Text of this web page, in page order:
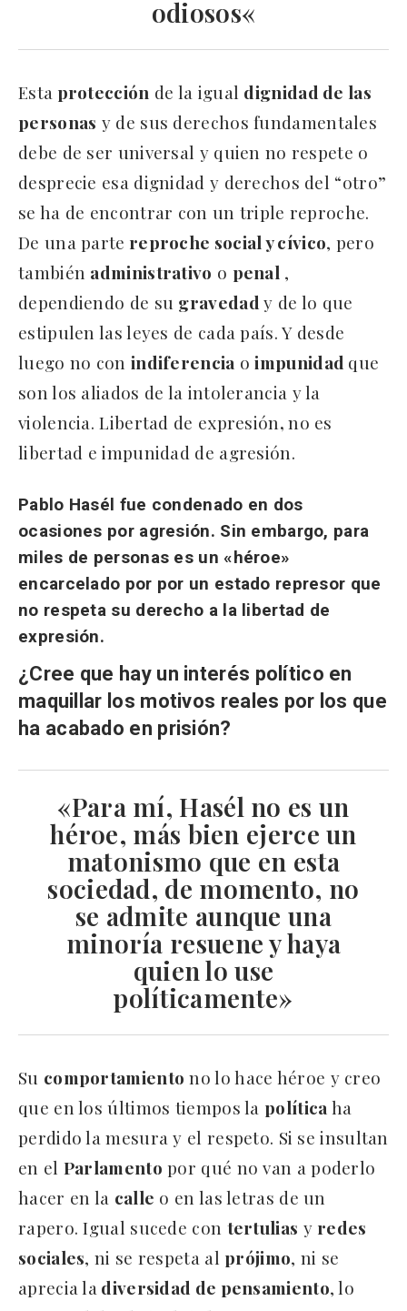
odiosos«
Esta protección de la igual dignidad de las
personas y de sus derechos fundamentales
debe de ser universal y quien no respete o
desprecie esa dignidad y derechos del “otro”
se ha de encontrar con un triple reproche.
De una parte reproche social y cívico, pero
también administrativo o penal ,
dependiendo de su gravedady de lo que
estipulen las leyes de cada país. Y desde
luego no con indiferencia oimpunidad que
son los aliados de la intolerancia y la
violencia. Libertad de expresión,no es
libertad e impunidad de agresión.
Pablo Hasél fue condenado en dos
ocasiones por agresión. Sin embargo, para
miles de personas es un «héroe»
encarcelado por por un estado represor que
no respeta su derecho a la libertad de
expresión.
¿Cree que hay un interés político en
maquillar los motivos reales por los que
ha acabado en prisión?
«Para mí, Hasél no es un
héroe, más bien ejerce un
matonismo que en esta
sociedad, de momento, no
se admite aunque una
minoría resuene y haya
quien lo use
políticamente»
Su comportamiento no lo hace héroe y creo
que en los últimos tiempos la política ha
perdido la mesura y el respeto. Si se insultan
en el Parlamento por qué no van a poderlo
hacer en la calle o en las letras de un
rapero. Igual sucede con tertulias y redes
sociales, ni se respeta al prójimo, ni se
aprecia la diversidad de pensamiento, lo